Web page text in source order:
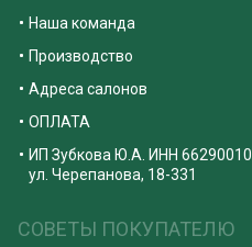
Наша команда
Производство
Адреса салонов
ОПЛАТА
ИП Зубкова Ю.А. ИНН
ул. Черепанова, 18-331
СОВЕТЫ ПОКУПАТЕЛЮ